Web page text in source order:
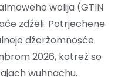
wolija (GTIN
zdźěli. Potrjechene
dźeržomnosće
2026, kotrež so
wuhnachu.